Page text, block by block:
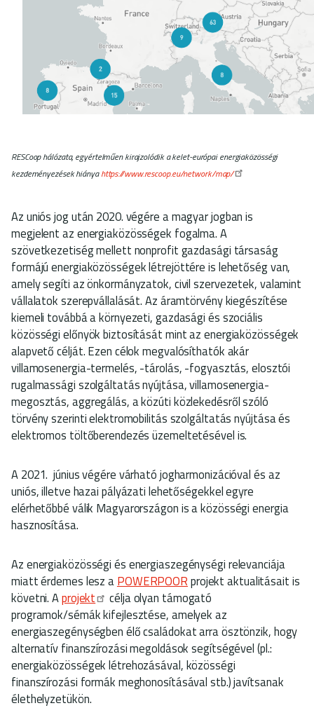
RESCoop hálózata, egyértelműen kirajzolódik a kelet-európai energiaközösségi
kezdeményezések hiányahttps://www.rescoop.eu/network/map/
Az uniós jog után 2020. végére a magyar jogban is
megjelent az energiaközösségek fogalma. A
szövetkezetiség mellett nonprofit gazdasági társaság
formájú energiaközösségek létrejöttére is lehetőség van,
amely segíti az önkormányzatok, civil szervezetek, valamint
vállalatok szerepvállalását. Az áramtörvény kiegészítése
kiemeli továbbá a környezeti, gazdasági és szociális
közösségi előnyök biztosítását mint az energiaközösségek
alapvető célját. Ezen célok megvalósíthatók akár
villamosenergia-termelés, -tárolás, -fogyasztás, elosztói
rugalmassági szolgáltatás nyújtása, villamosenergia-
megosztás, aggregálás, a közúti közlekedésről szóló
törvény szerinti elektromobilitás szolgáltatás nyújtása és
elektromos töltőberendezés üzemeltetésével is.
A 2021. június végére várható jogharmonizációval és az
uniós, illetve hazai pályázati lehetőségekkel egyre
elérhetőbbé válik Magyarországon is a közösségi energia
hasznosítása.
Az energiaközösségi és energiaszegénységi relevanciája
miatt érdemes lesz a POWERPOOR projekt aktualitásait is
követni. Aprojekt
célja olyan támogató
programok/sémák kifejlesztése, amelyek az
energiaszegénységben élő családokat arra ösztönzik, hogy
alternatív finanszírozási megoldások segítségével (pl.:
energiaközösségek létrehozásával, közösségi
finanszírozási formák meghonosításával stb.) javítsanak
élethelyzetükön.